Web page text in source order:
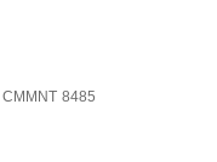
CMMNT 8485